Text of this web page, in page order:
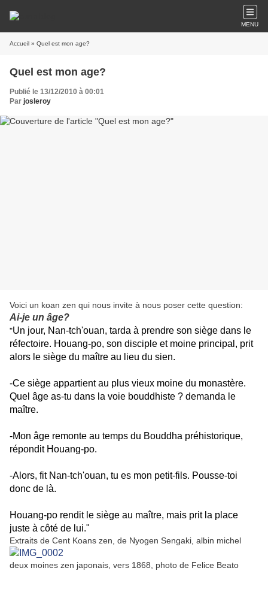
MENU
Accueil » Quel est mon age?
Quel est mon age?
Publié le 13/12/2010 à 00:01
Par josleroy
Voici un koan zen qui nous invite à nous poser cette question:
Ai-je un âge?
"Un jour, Nan-tch'ouan, tarda à prendre son siège dans le
réfectoire. Houang-po, son disciple et moine principal, prit
alors le siège du maître au lieu du sien.
-Ce siège appartient au plus vieux moine du monastère.
Quel âge as-tu dans la voie bouddhiste ? demanda le
maître.
-Mon âge remonte au temps du Bouddha préhistorique,
répondit Houang-po.
-Alors, fit Nan-tch'ouan, tu es mon petit-fils. Pousse-toi
donc de là.
Houang-po rendit le siège au maître, mais prit la place
juste à côté de lui."
Extraits de Cent Koans zen, de Nyogen Sengaki, albin michel
deux moines zen japonais, vers 1868, photo de Felice Beato